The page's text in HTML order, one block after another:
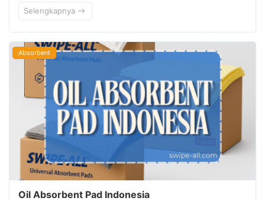
Selengkapnya
Absorbent
Oil Absorbent Pad Indonesia